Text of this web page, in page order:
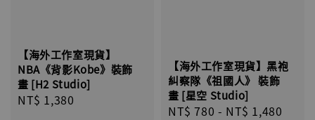
【海外工作室現貨】
NBA《背影Kobe》裝飾
畫 [H2 Studio]
Regular
NT$ 1,380
【海外工作室現貨】黑袍
糾察隊《祖國人》 裝飾
畫 [星空 Studio]
Regular
NT$ 780 - NT$ 1,480